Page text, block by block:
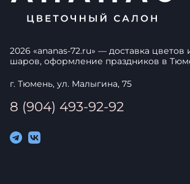
2026 «ananas-72.ru» — доставка цветов
шаров, оформление праздников в
г. Тюмень, ул. Малыгина, 75
8 (904) 493-92-92